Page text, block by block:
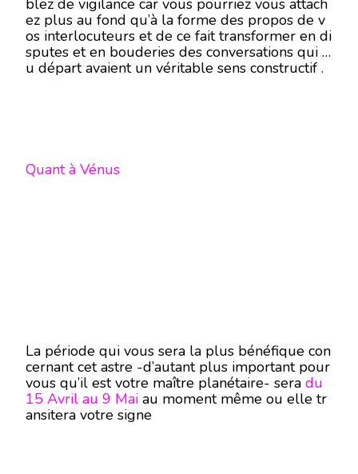
blez de vigilance car vous pourriez vous attach
ez plus au fond qu’à la forme des propos de v
os interlocuteurs et de ce fait transformer en di
sputes et en bouderies des conversations qui a
u départ avaient un véritable sens constructif .
Quant à Vénus
La période qui vous sera la plus bénéfique con
cernant cet astre -d’autant plus important pour
vous qu’il est votre maître planétaire- sera du
15 Avril au 9 Mai au moment même ou elle tr
ansitera votre signe